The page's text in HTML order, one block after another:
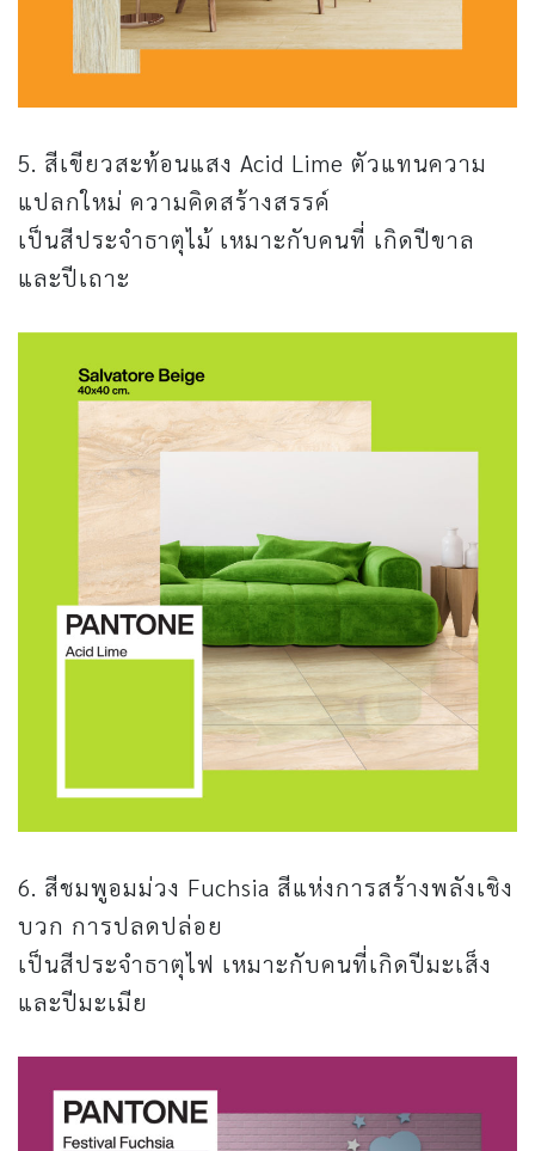
5. สีเขียวสะท้อนแสง Acid Lime ตัวแทนความ
แปลกใหม่ ความคิดสร้างสรรค์
เป็นสีประจำธาตุไม้ เหมาะกับคนที่ เกิดปีขาล
และปีเถาะ
6. สีชมพูอมม่วง Fuchsia สีแห่งการสร้างพลังเชิง
บวก การปลดปล่อย
เป็นสีประจำธาตุไฟ เหมาะกับคนที่เกิดปีมะเส็ง
และปีมะเมีย